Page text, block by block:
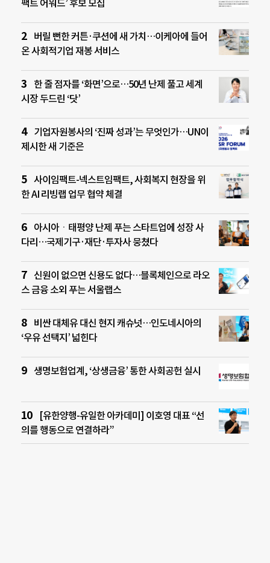
팩트 어워드’ 후보 모집
버릴 뻔한 커튼·쿠션에 새 가치…이케아에 들어
온 사회적기업 재봉 서비스
한 줄 점자를 ‘화면’으로…50년 난제 풀고 세계
시장 두드린 ‘닷’
기업자원봉사의 ‘진짜 성과’는 무엇인가…UN이
제시한 새 기준은
사이임팩트-넥스트임팩트, 사회복지 현장을 위
한 AI 리빙랩 업무 협약 체결
아시아ㆍ태평양 난제 푸는 스타트업에 성장 사
다리…국제기구·재단·투자사 뭉쳤다
신원이 없으면 신용도 없다…블록체인으로 라오
스 금융 소외 푸는 서울랩스
비싼 대체유 대신 현지 캐슈넛…인도네시아의
‘우유 선택지’ 넓힌다
생명보험업계, ‘상생금융’ 통한 사회공헌 실시
[유한양행-유일한 아카데미] 이호영 대표 “선
의를 행동으로 연결하라”